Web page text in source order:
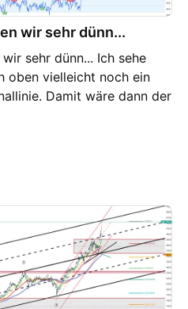
Income Journal.
Klarheit. Income.
wir sehr dünn...
sehr dünn... Ich sehe
oben vielleicht noch ein
Damit wäre dann der
Rücklauf bis 260 -